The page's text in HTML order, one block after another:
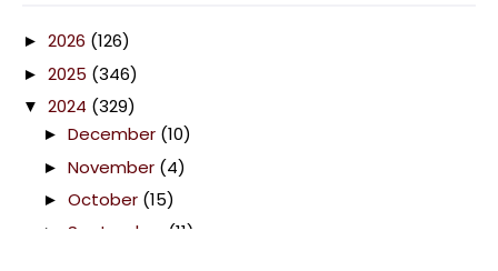
► 2026 (126)
► 2025 (346)
▼ 2024 (329)
► December (10)
► November (4)
► October (15)
► September (11)